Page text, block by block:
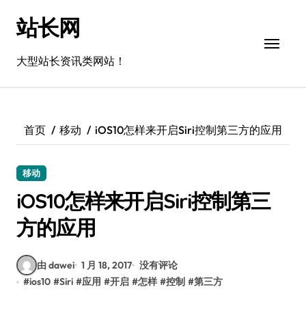
站长网
大型站长资讯类网站！
首页 移动 iOS10怎样来开启Siri控制第三方的应用
移动
iOS10怎样来开启Siri控制第三
方的应用
由 dawei 1 月 18, 2017 没有评论
#ios10 #Siri #应用 #开启 #怎样 #控制 #第三方